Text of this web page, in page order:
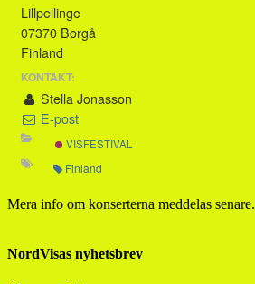
Lillpellinge
07370 Borgå
Finland
KONTAKT:
Stella Jonasson
E-post
VISFESTIVAL
Finland
Mera info om konserterna meddelas senare.
NordVisas nyhetsbrev